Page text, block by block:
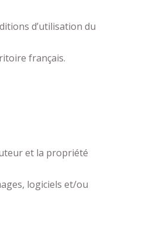
d’utilisation du
français.
et la propriété
logiciels et/ou